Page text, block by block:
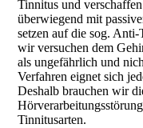
Tinnitus und
überwiegend mit
setzen auf die sog.
wir versuchen dem
als ungefährlich und
Verfahren eignet sich
Deshalb brauchen wir
Tinnitusarten.
Jobs
Datenschutz,